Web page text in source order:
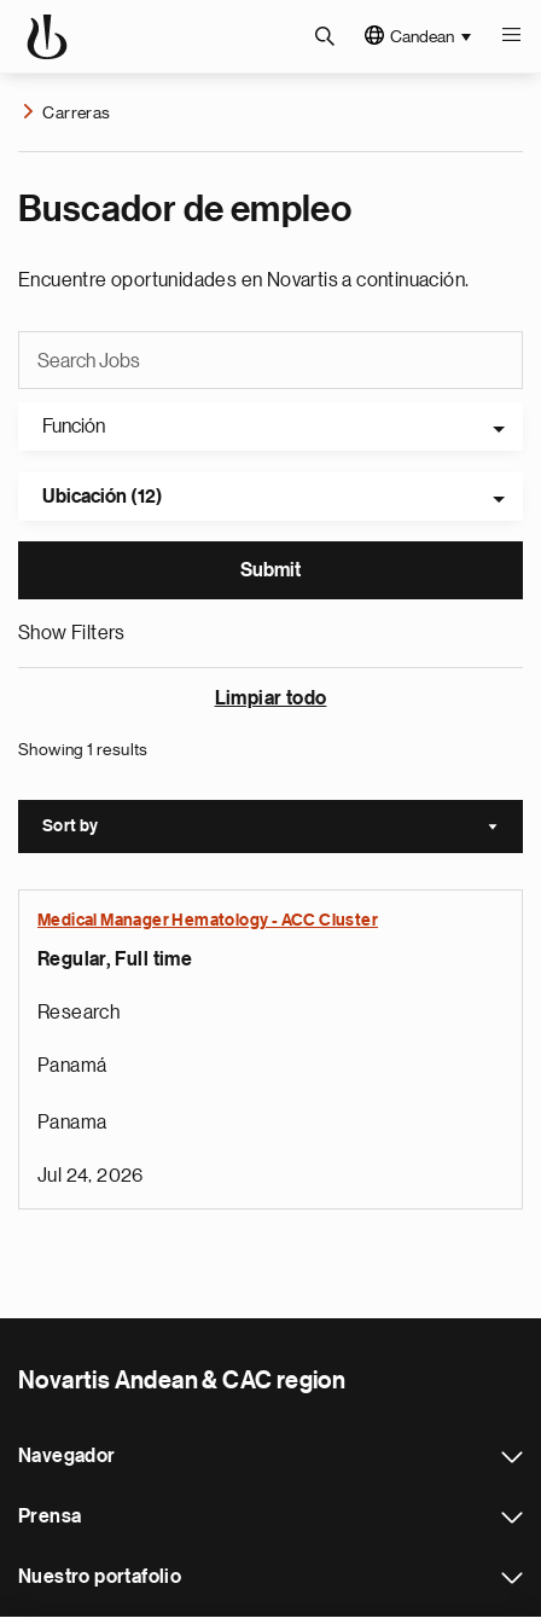
Candean
Carreras
Buscador de empleo
Encuentre oportunidades en Novartis a continuación.
Función
Ubicación (12)
Show Filters
Limpiar todo
Showing 1 results
Sort by Sort
Medical Manager Hematology - ACC Cluster
Regular, Full time
Research
Panamá
Panama
Jul 24, 2026
Novartis Andean & CAC region
Navegador
Prensa
Nuestro portafolio